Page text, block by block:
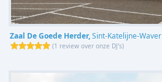
Zaal De Goede Herder,Sint-Katelijne-Waver
(1 review over onze DJ's)